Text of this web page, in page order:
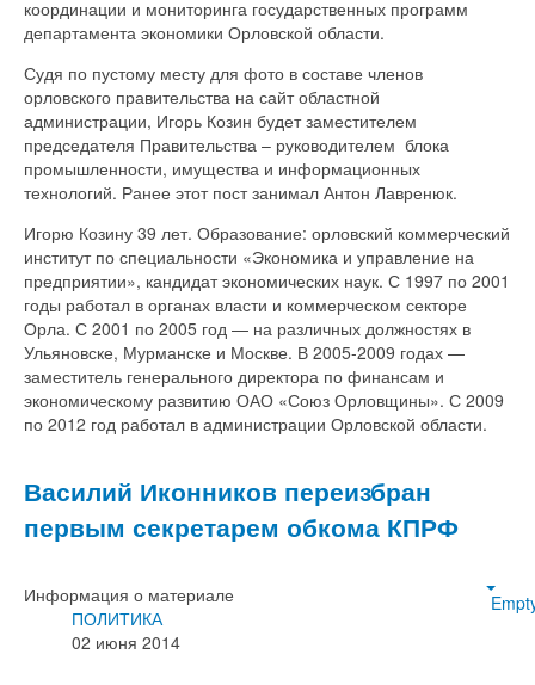
координации и мониторинга государственных программ
департамента экономики Орловской области.
Судя по пустому месту для фото в составе членов
орловского правительства на сайт областной
администрации, Игорь Козин будет заместителем
председателя Правительства – руководителем блока
промышленности, имущества и информационных
технологий. Ранее этот пост занимал Антон Лавренюк.
Игорю Козину 39 лет. Образование: орловский коммерческий
институт по специальности «Экономика и управление на
предприятии», кандидат экономических наук. С 1997 по 2001
годы работал в органах власти и коммерческом секторе
Орла. С 2001 по 2005 год — на различных должностях в
Ульяновске, Мурманске и Москве. В 2005-2009 годах —
заместитель генерального директора по финансам и
экономическому развитию ОАО «Союз Орловщины». С 2009
по 2012 год работал в администрации Орловской области.
Василий Иконников переизбран
первым секретарем обкома КПРФ
Информация о материале
ПОЛИТИКА
02 июня 2014